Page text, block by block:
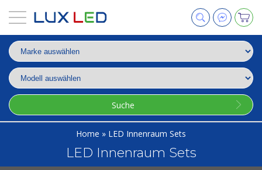
Suche
Home » LED Innenraum Sets
LED Innenraum Sets